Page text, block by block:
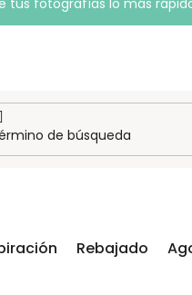
fotografías lo más
Rebajado